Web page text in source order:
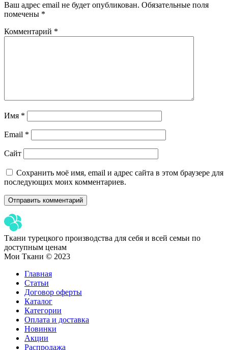
Ваш адрес email не будет опубликован. Обязательные поля
помечены *
Комментарий *
Имя *
Email *
Сайт
Сохранить моё имя, email и адрес сайта в этом браузере для
последующих моих комментариев.
Ткани турецкого производства для себя и всей семьи по
доступным ценам
Мои Ткани © 2023
Главная
Статьи
Договор оферты
Каталог
Категории
Оплата и доставка
Новинки
Акции
Распродажа